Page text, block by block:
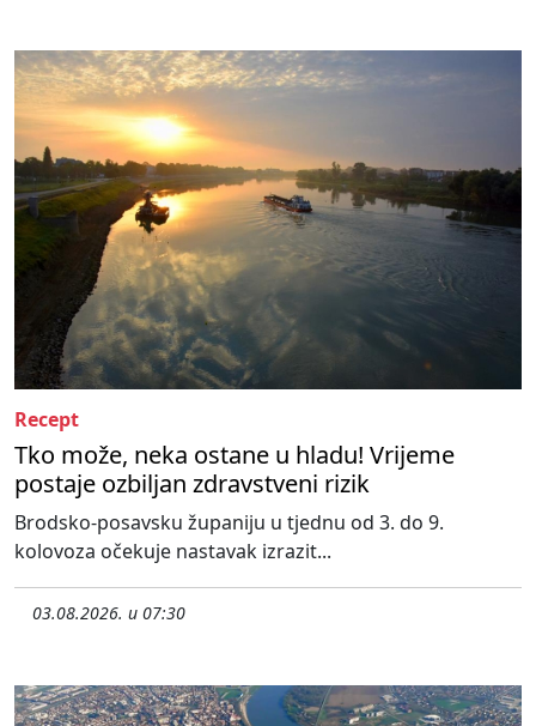
Recept
Tko može, neka ostane u hladu! Vrijeme
postaje ozbiljan zdravstveni rizik
Brodsko-posavsku županiju u tjednu od 3. do 9.
kolovoza očekuje nastavak izrazit...
03.08.2026. u 07:30